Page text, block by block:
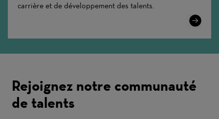
carrière et de développement des talents.
Learn
Rejoignez notre communauté
de talents